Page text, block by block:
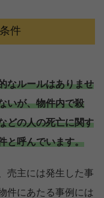
件
なルールはありませ
いが、物件内で殺
どの人の死亡に関す
と呼んでいます。
売主には発生した事
件にあたる事例には